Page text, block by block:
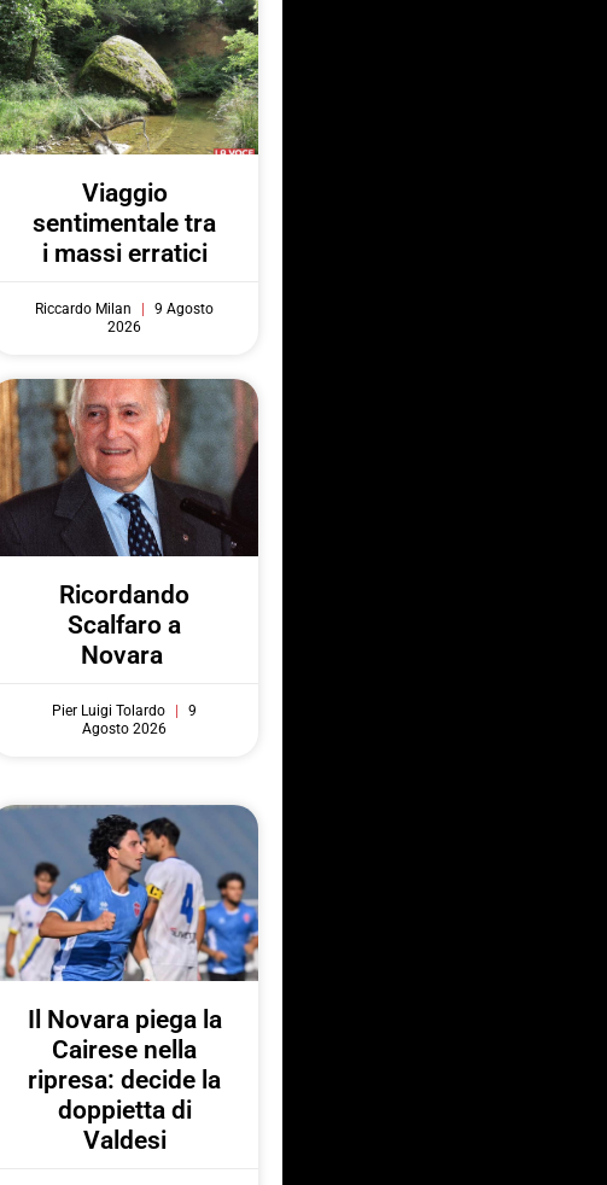
Viaggio
sentimentale tra
i massi erratici
Riccardo Milan
9 Agosto
2026
Ricordando
Scalfaro a
Novara
Pier Luigi Tolardo
9
Agosto 2026
Il Novara piega la
Cairese nella
ripresa: decide la
doppietta di
Valdesi